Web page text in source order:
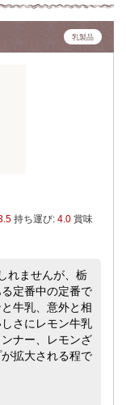
乳製品
持ち運び: 4.0 賞味
れませんが、栃
定番中の定番で
牛乳、意外と相
さにレモン牛乳
ナー、レモンざ
拡大される程で